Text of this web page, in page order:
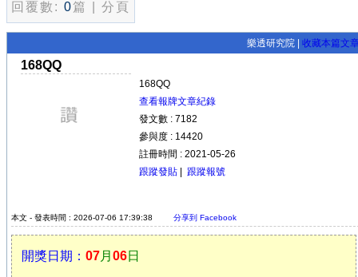
回覆數: 0篇 | 分頁
樂透研究院 | 收藏本篇文
168QQ
168QQ
查看報牌文章紀錄
發文數 : 7182
參與度 : 14420
註冊時間 : 2021-05-26
跟蹤發貼
跟蹤報號
本文 - 發表時間 : 2026-07-06 17:39:38 分享到 Facebook
開獎日期： 07月 06日